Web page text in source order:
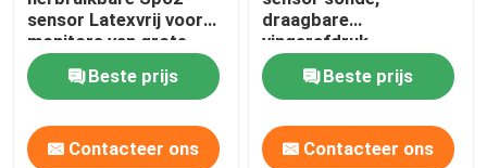
sensor Latexvrij voor
monitors van grote
merken
Beste prijs
Contacteer ons
draagbare
vingerafdruk
pulsoximeter
Beste prijs
Contacteer ons